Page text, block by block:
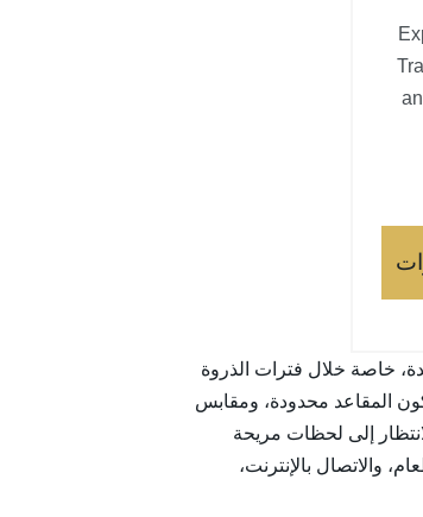
خاصة خلال فترات الذروة
المقاعد محدودة، ومقابس
إلى لحظات مريحة
والاتصال بالإنترنت،